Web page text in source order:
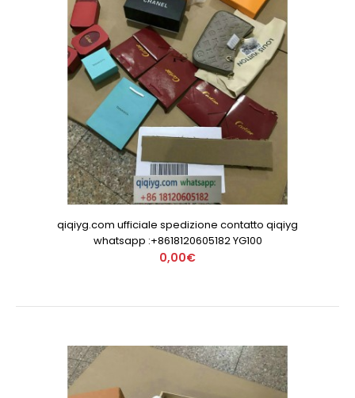
qiqiyg.com ufficiale spedizione contatto qiqiyg
whatsapp :+8618120605182 YG100
0,00€